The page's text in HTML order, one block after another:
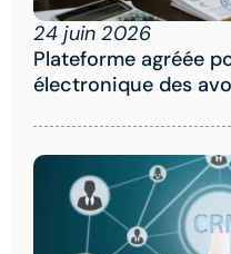
24 juin 2026
Plateforme agréée
électronique des